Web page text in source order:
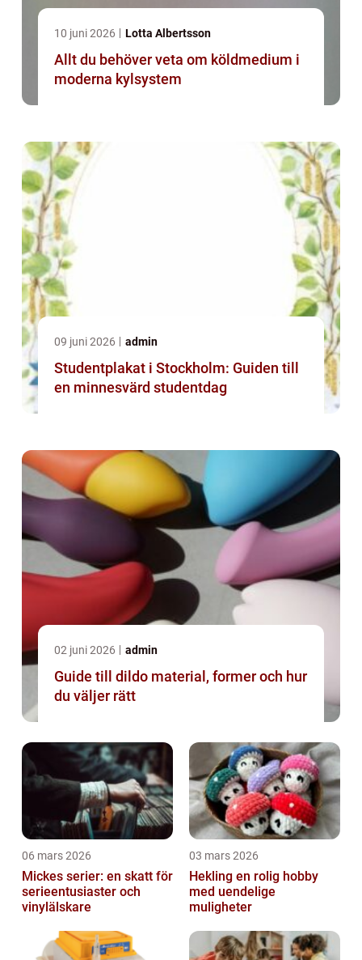
10 juni 2026 Lotta Albertsson
Allt du behöver veta om köldmedium i
moderna kylsystem
09 juni 2026 admin
Studentplakat i Stockholm: Guiden till
en minnesvärd studentdag
02 juni 2026 admin
Guide till dildo material, former och hur
du väljer rätt
06 mars 2026
Mickes serier: en skatt för
serieentusiaster och
vinylälskare
03 mars 2026
Hekling en rolig hobby
med uendelige
muligheter